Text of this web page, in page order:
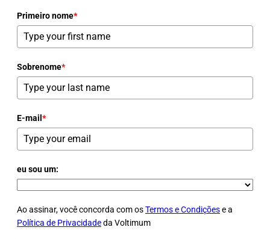
Primeiro nome*
Sobrenome*
E-mail *
eu sou um:
Ao assinar, você concorda com osTermos e Condiçõese a
Política de Privacidadeda Voltimum